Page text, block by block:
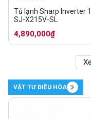
Tủ lạnh Sharp Inverter
SJ-X215V-SL
4,890,000₫
VẬT TƯ ĐIỀU HÒA